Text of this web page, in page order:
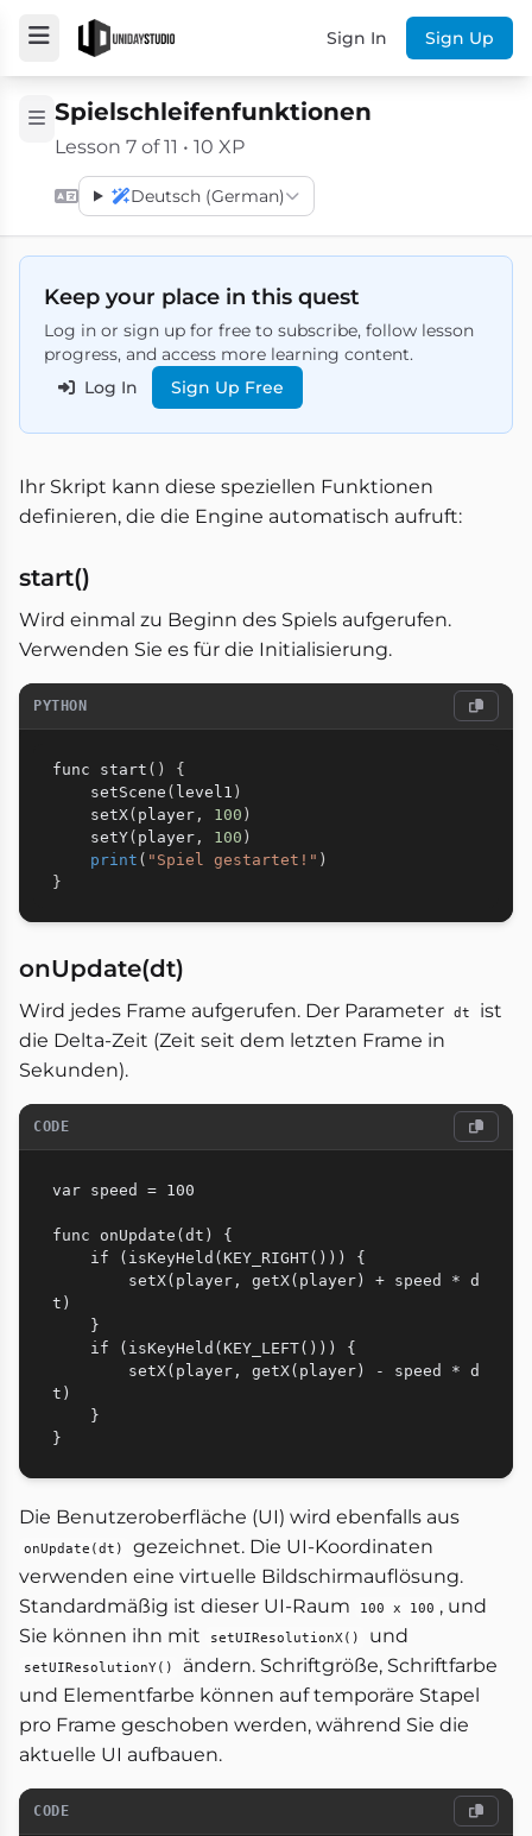
Sign In Sign Up
Spielschleifenfunktionen
Lesson 7 of 11 • 10 XP
Deutsch (German)
Keep your place in this quest
Log in or sign up for free to subscribe, follow lesson
progress, and access more learning content.
Log In
Sign Up Free
Ihr Skript kann diese speziellen Funktionen
definieren, die die Engine automatisch aufruft:
start()
Wird einmal zu Beginn des Spiels aufgerufen.
Verwenden Sie es für die Initialisierung.
PYTHON
func start ( )
{
    setScene
( level1 )
    setX
( player , 100 )
    setY
( player , 100 )
print ( "Spiel gestartet!" )
}
onUpdate(dt)
Wird jedes Frame aufgerufen. Der Parameter dt
ist
die Delta-Zeit (Zeit seit dem letzten Frame in
Sekunden).
CODE
var speed = 100
func onUpdate(dt) {
t)
t)
Die Benutzeroberfläche (UI) wird ebenfalls aus
onUpdate(dt)
gezeichnet. Die UI-Koordinaten
verwenden eine virtuelle Bildschirmauflösung.
Standardmäßig ist dieser UI-Raum
100 x 100 , und
Sie können ihn mit
setUIResolutionX() und
setUIResolutionY()
ändern. Schriftgröße, Schriftfarbe
und Elementfarbe können auf temporäre Stapel
pro Frame geschoben werden, während Sie die
aktuelle UI aufbauen.
CODE